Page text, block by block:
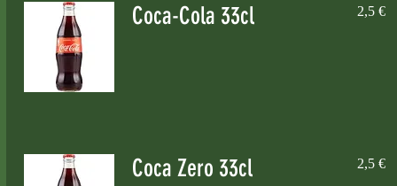
Coca-Cola 33cl 2,5 €
Coca Zero 33cl 2,5 €